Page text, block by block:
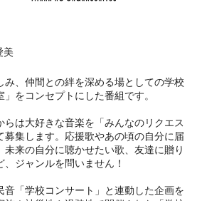
美
み、仲間との絆を深める場としての学校
」をコンセプトにした番組です。
らは大好きな音楽を「みんなのリクエス
募集します。応援歌やあの頃の自分に届
未来の自分に聴かせたい歌、友達に贈り
、ジャンルを問いません！
音「学校コンサート」と連動した企画を